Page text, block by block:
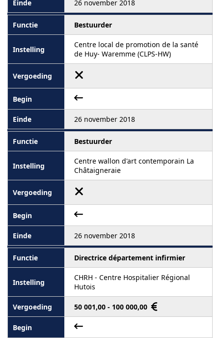
26 november 2018
Bestuurder
Centre local de promotion de la santé
de Huy- Waremme (CLPS-HW)
26 november 2018
Bestuurder
Centre wallon d'art contemporain La
Châtaigneraie
26 november 2018
Directrice département infirmier
CHRH - Centre Hospitalier Régional
Hutois
50 001,00 - 100 000,00